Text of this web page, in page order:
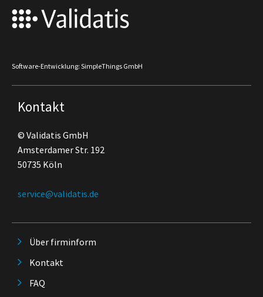
Software-Entwicklung: SimpleThings GmbH
Kontakt
© Validatis GmbH
Amsterdamer Str. 192
50735 Köln
service@validatis.de
Über firminform
Kontakt
FAQ